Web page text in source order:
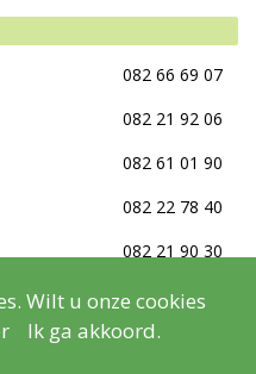
082 66 69 07
082 21 92 06
082 61 01 90
082 22 78 40
082 21 90 30
082 22 25 76
Wilt u onze cookies
Ik ga akkoord.